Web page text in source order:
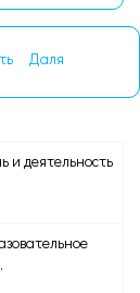
Даля
и деятельность